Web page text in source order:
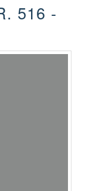
516 -